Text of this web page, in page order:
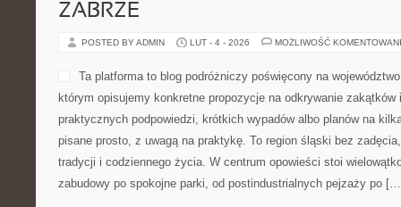
ZABRZE
POSTED BY ADMIN LUT - 4 - 2026 MOŻLIWOŚĆ
Ta platforma to blog podróżniczy poświęcony na
którym opisujemy konkretne propozycje na odkrywanie
praktycznych podpowiedzi, krótkich wypadów albo planów na
pisane prosto, z uwagą na praktykę. To region śląski bez
tradycji i codziennego życia. W centrum opowieści stoi
zabudowy po spokojne parki, od postindustrialnych pejzaży po